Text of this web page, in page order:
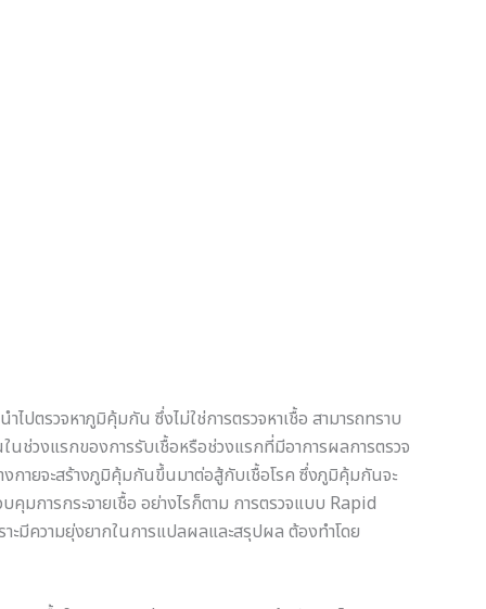
ำไปตรวจหาภูมิคุ้มกัน ซึ่งไม่ใช่การตรวจหาเชื้อ สามารถทราบ
ช่วงแรกของการรับเชื้อหรือช่วงแรกที่มีอาการผลการตรวจ
งกายจะสร้างภูมิคุ้มกันขึ้นมาต่อสู้กับเชื้อโรค ซึ่งภูมิคุ้มกันจะ
มการกระจายเชื้อ อย่างไรก็ตาม การตรวจแบบ Rapid
มีความยุ่งยากในการแปลผลและสรุปผล ต้องทำโดย